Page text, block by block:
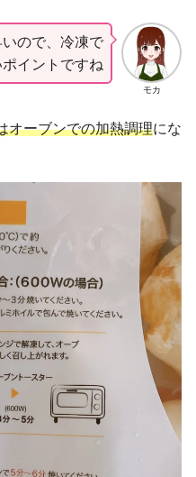
モカ
ので、冷凍で
イントですね
オーブンでの加熱調理にな